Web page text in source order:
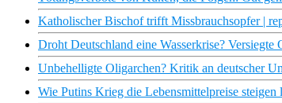
Katholischer Bischof trifft Missbrauchsopfer |
Droht Deutschland eine Wasserkrise?
Unbehelligte Oligarchen? Kritik an deutscher
Wie Putins Krieg die Lebensmittelpreise